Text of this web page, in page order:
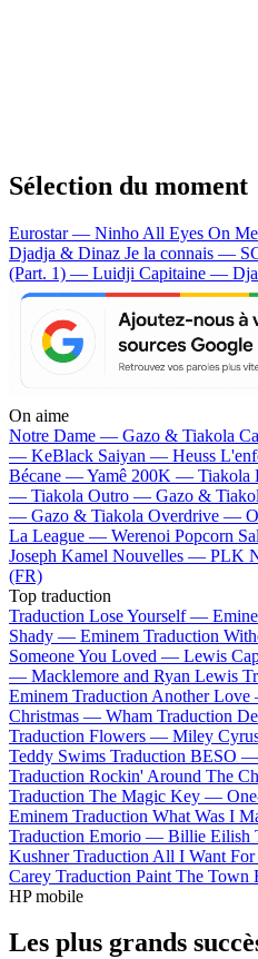
Sélection du moment
Eurostar — Ninho All Eyes On
Djadja & Dinaz Je la connais —
(Part. 1) — Luidji Capitaine —
On aime
Notre Dame — Gazo & Tiakola
— KeBlack Saiyan — Heuss
Bécane —Yamê 200K — Tiakola
— Tiakola Outro — Gazo &
— Gazo & Tiakola Overdrive —
La League — Werenoi Popcorn
Joseph Kamel Nouvelles — PLK
(FR)
Top traduction
Traduction Lose Yourself —
Shady — Eminem Traduction
Someone You Loved — Lewis
— Macklemore and Ryan Lewis
Eminem Traduction Another
Christmas — Wham Traduction
Traduction Flowers — Miley
Teddy Swims Traduction BESO —
Traduction Rockin' Around The
Traduction The Magic Key —
Eminem Traduction What Was I
Traduction Emorio — Billie Eilish
Kushner Traduction All I Want
Carey Traduction Paint The
HP mobile
Les plus grands